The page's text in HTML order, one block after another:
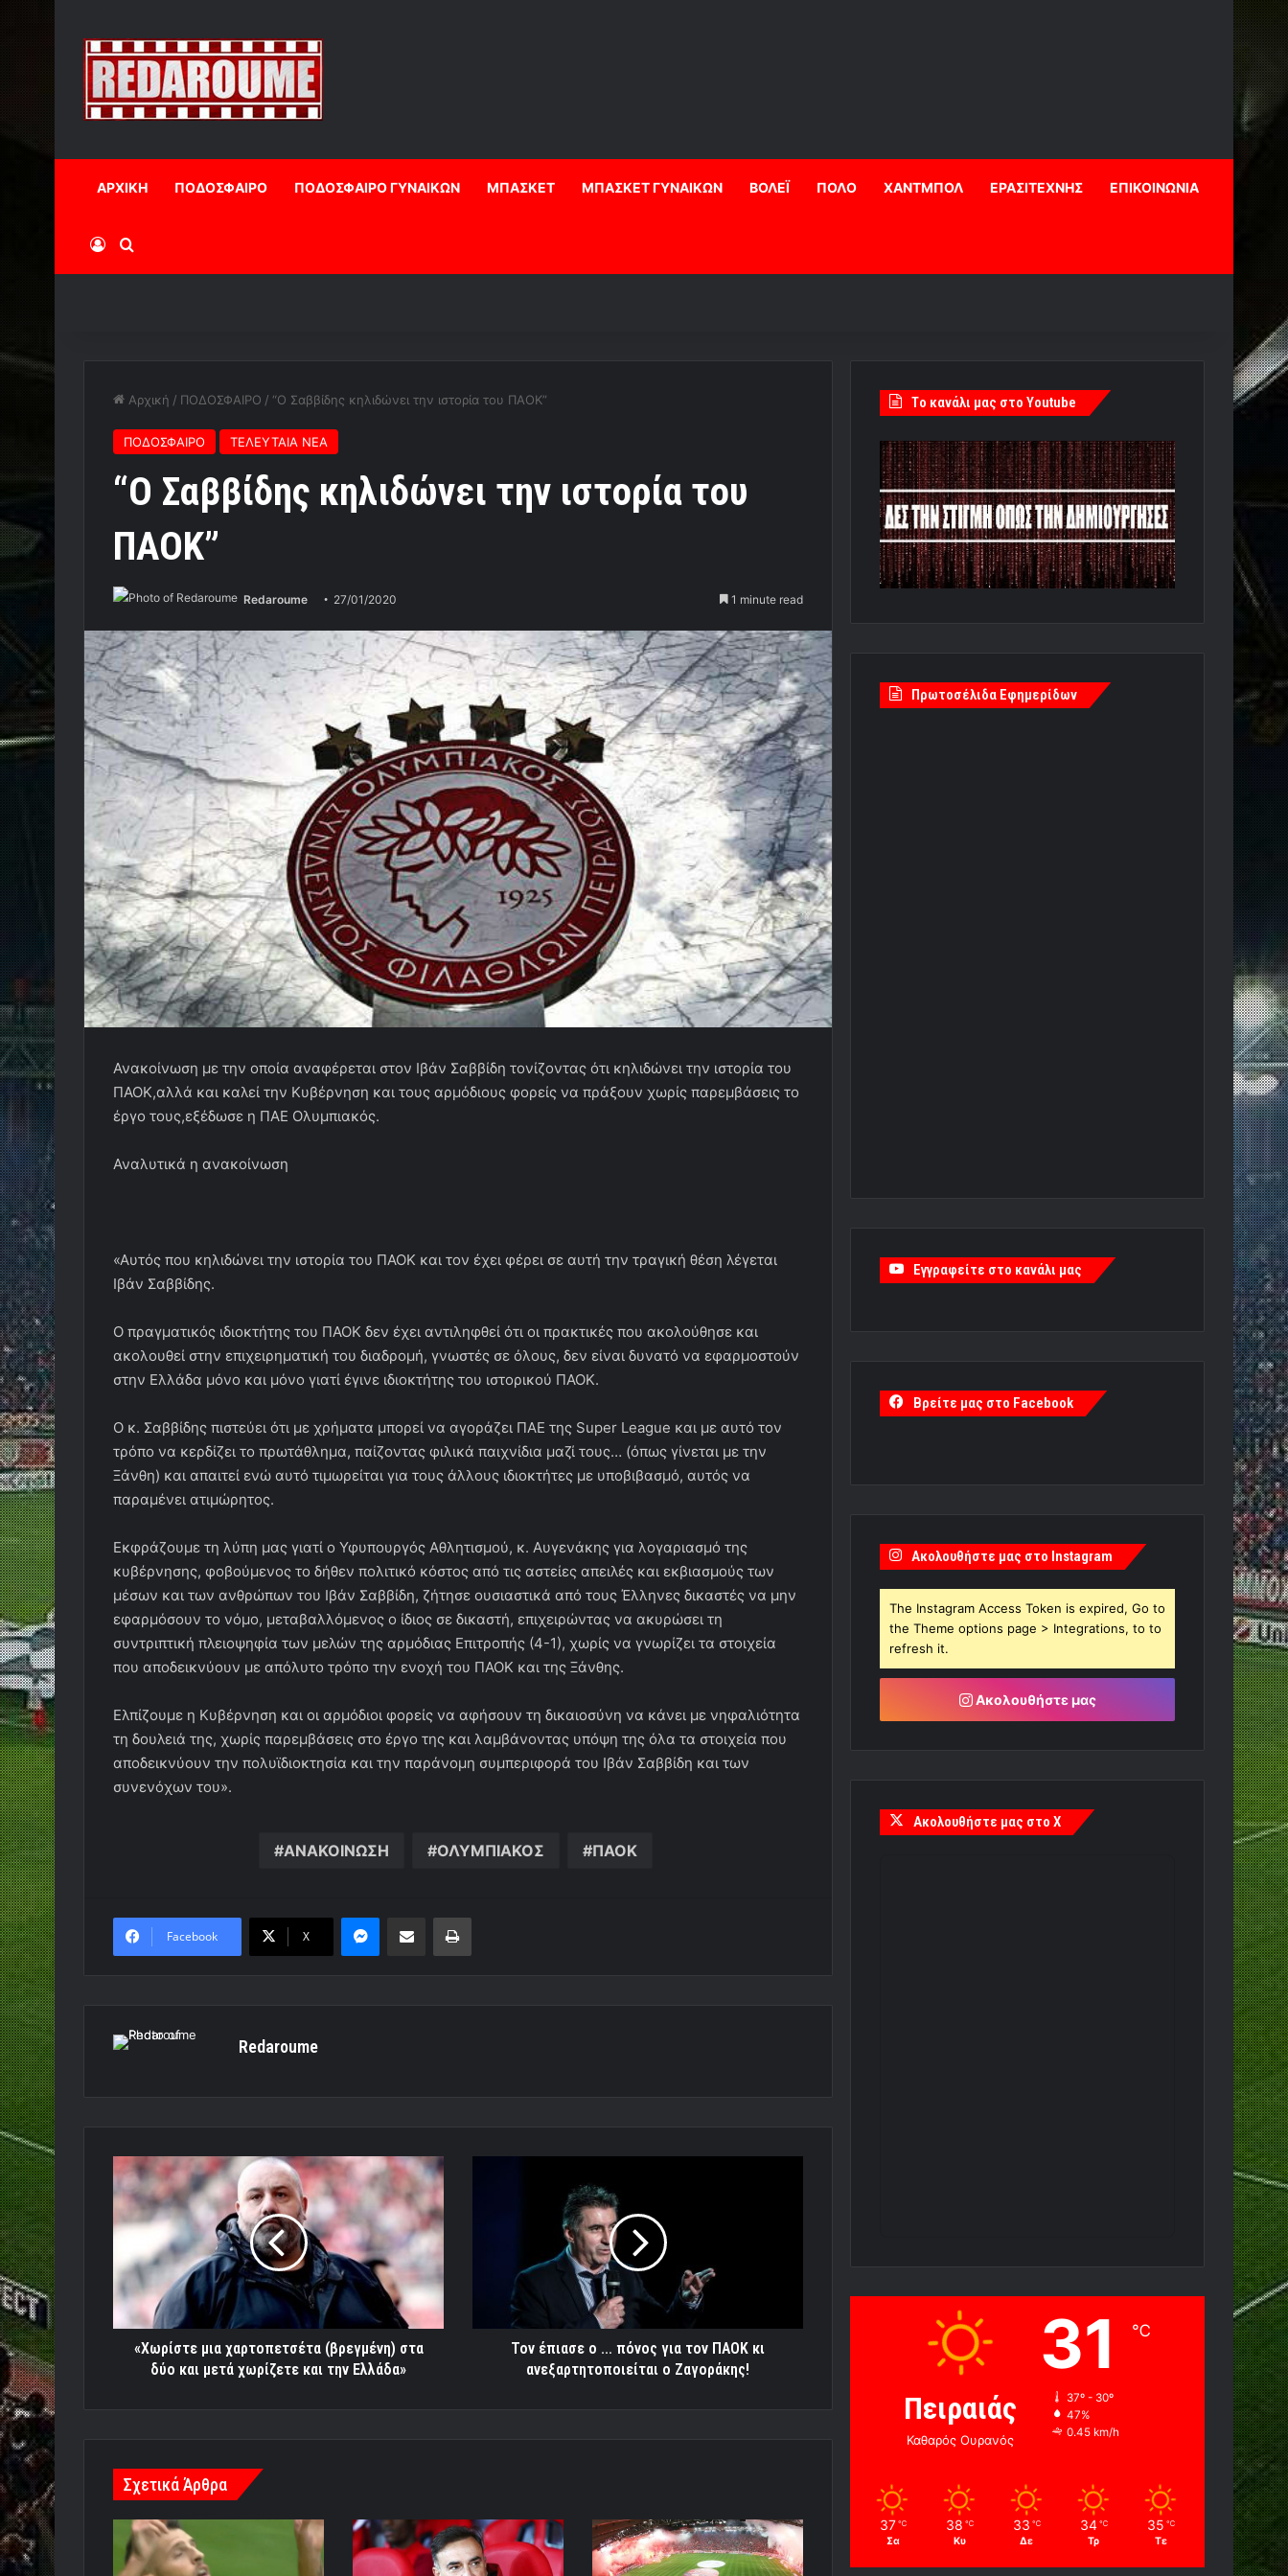
ΑΡΧΙΚΗ ΠΟΔΟΣΦΑΙΡΟ ΠΟΔΟΣΦΑΙΡΟ ΓΥΝΑΙΚΩΝ ΜΠΑΣΚΕΤ ΜΠΑΣΚΕΤ ΓΥΝΑΙΚΩΝ ΒΟΛΕΪ ΠΟΛΟ ΧΑΝΤΜΠΟΛ ΕΡΑΣΙΤΕΧΝΗΣ ΕΠΙΚΟΙΝΩΝΙΑ
Log InΑναζήτηση
Αρχική / ΠΟΔΟΣΦΑΙΡΟ / “Ο Σαββίδης κηλιδώνει την ιστορία του ΠΑΟΚ”
ΠΟΔΟΣΦΑΙΡΟ ΤΕΛΕΥΤΑΙΑ ΝΕΑ
“Ο Σαββίδης κηλιδώνει την ιστορία του
ΠΑΟΚ”
Redaroume 27/01/2020 1 minute read
Ανακοίνωση με την οποία αναφέρεται στον Ιβάν Σαββίδη τονίζοντας ότι κηλιδώνει την ιστορία του
ΠΑΟΚ,αλλά και καλεί την Κυβέρνηση και τους αρμόδιους φορείς να πράξουν χωρίς παρεμβάσεις το
έργο τους,εξέδωσε η ΠΑΕ Ολυμπιακός.
Αναλυτικά η ανακοίνωση
«Αυτός που κηλιδώνει την ιστορία του ΠΑΟΚ και τον έχει φέρει σε αυτή την τραγική θέση λέγεται
Ιβάν Σαββίδης.
Ο πραγματικός ιδιοκτήτης του ΠΑΟΚ δεν έχει αντιληφθεί ότι οι πρακτικές που ακολούθησε και
ακολουθεί στην επιχειρηματική του διαδρομή, γνωστές σε όλους, δεν είναι δυνατό να εφαρμοστούν
στην Ελλάδα μόνο και μόνο γιατί έγινε ιδιοκτήτης του ιστορικού ΠΑΟΚ.
Ο κ. Σαββίδης πιστεύει ότι με χρήματα μπορεί να αγοράζει ΠΑΕ της Super League και με αυτό τον
τρόπο να κερδίζει το πρωτάθλημα, παίζοντας φιλικά παιχνίδια μαζί τους… (όπως γίνεται με την
Ξάνθη) και απαιτεί ενώ αυτό τιμωρείται για τους άλλους ιδιοκτήτες με υποβιβασμό, αυτός να
παραμένει ατιμώρητος.
Εκφράζουμε τη λύπη μας γιατί ο Υφυπουργός Αθλητισμού, κ. Αυγενάκης για λογαριασμό της
κυβέρνησης, φοβούμενος το δήθεν πολιτικό κόστος από τις αστείες απειλές και εκβιασμούς των
μέσων και των ανθρώπων του Ιβάν Σαββίδη, ζήτησε ουσιαστικά από τους Έλληνες δικαστές να μην
εφαρμόσουν το νόμο, μεταβαλλόμενος ο ίδιος σε δικαστή, επιχειρώντας να ακυρώσει τη
συντριπτική πλειοψηφία των μελών της αρμόδιας Επιτροπής (4-1), χωρίς να γνωρίζει τα στοιχεία
που αποδεικνύουν με απόλυτο τρόπο την ενοχή του ΠΑΟΚ και της Ξάνθης.
Ελπίζουμε η Κυβέρνηση και οι αρμόδιοι φορείς να αφήσουν τη δικαιοσύνη να κάνει με νηφαλιότητα
τη δουλειά της, χωρίς παρεμβάσεις στο έργο της και λαμβάνοντας υπόψη της όλα τα στοιχεία που
αποδεικνύουν την πολυϊδιοκτησία και την παράνομη συμπεριφορά του Ιβάν Σαββίδη και των
συνενόχων του».
ΑΝΑΚΟΙΝΩΣΗ ΟΛΥΜΠΙΑΚΟΣ ΠΑΟΚ
Facebook X
MessengerΚοινοποίηση μέσω ηλεκτρονικού ταχυδρομείουΕκτύπωση
Redaroume
«Χωρίστε
μια
χαρτοπετσέτα
(βρεγμένη)
δύο
και
μετά
χωρίζετε
«Χωρίστε μια χαρτοπετσέτα (βρεγμένη) στα
δύο και μετά χωρίζετε και την Ελλάδα»
κι
ανεξαρτητοποιείται
Τον έπιασε ο ... πόνος για τον ΠΑΟΚ κι
ανεξαρτητοποιείται ο Ζαγοράκης!
Σχετικά Άρθρα
Tο κανάλι μας στο Youtube
Πρωτοσέλιδα Εφημερίδων
Εγγραφείτε στο κανάλι μας
Βρείτε μας στο Facebook
Ακολουθήστε μας στο Instagram
The Instagram Access Token is expired, Go to
the Theme options page > Integrations, to to
refresh it.
Ακολουθήστε μας
Ακολουθήστε μας στο X
Πειραιάς
Καθαρός Ουρανός
31 ℃
37º - 30º
47%
0.45 km/h
37 ℃
Σα
38 ℃
Κυ
33 ℃
Δε
34 ℃
Τρ
35 ℃
Τε